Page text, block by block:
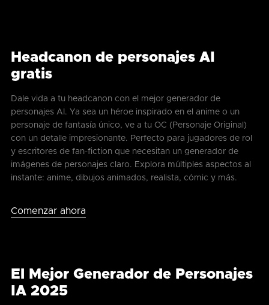
Headcanon de personajes AI
gratis
Dale vida a tu headcanon con el mejor generador de
personajes AI. Ya sea un héroe inspirado en el anime o un
personaje de fantasía único, ve a tu OC (Personaje Original)
con un detalle impresionante. Perfecto para jugadores de rol
y escritores de fan-fiction que necesitan un generador de
imágenes de personajes claro. Explora múltiples aspectos al
instante: anime, dibujos animados, realista, cómic y más.
Comenzar ahora
El Mejor Generador de Personajes
IA 2025